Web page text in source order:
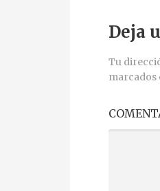
Deja
Tu
marcados